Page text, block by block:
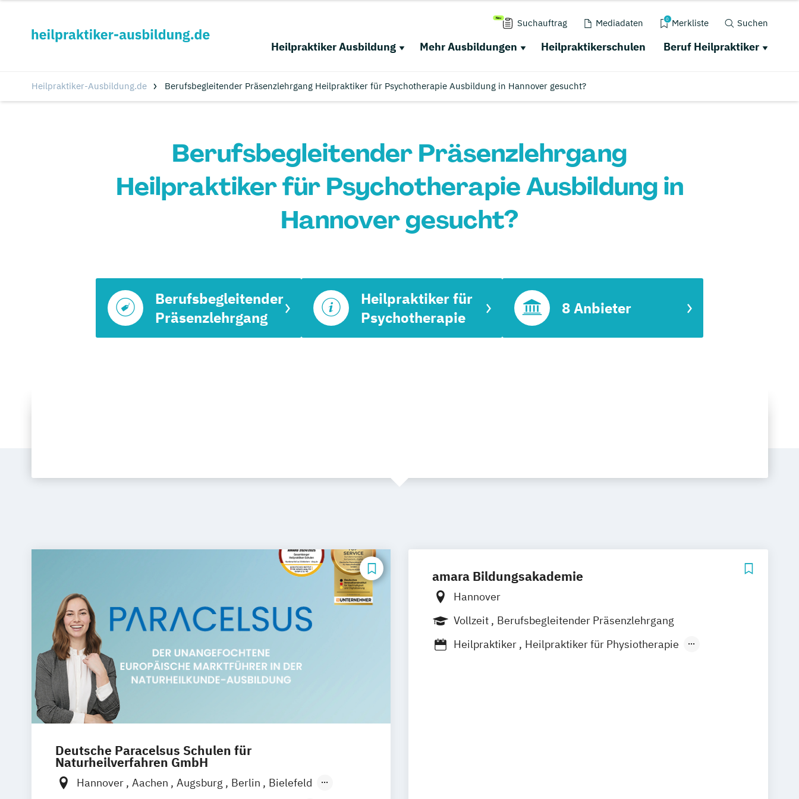
Suchauftrag Mediadaten 0 Merkliste Suchen
Heilpraktiker Ausbildung Mehr Ausbildungen Heilpraktikerschulen Beruf Heilpraktiker
Heilpraktiker-Ausbildung.de Berufsbegleitender Präsenzlehrgang Heilpraktiker für Psychotherapie Ausbildung in Hannover gesucht?
Berufsbegleitender Präsenzlehrgang
Heilpraktiker für Psychotherapie Ausbildung in
Hannover gesucht?
Berufsbegleitender
Präsenzlehrgang
Heilpraktiker für
Psychotherapie
8 Anbieter
Deutsche Paracelsus Schulen für
Naturheilverfahren GmbH
Hannover Aachen Augsburg Berlin
Bielefeld
amara Bildungsakademie
Hannover
Vollzeit
Berufsbegleitender Präsenzlehrgang
Heilpraktiker
Heilpraktiker für Physiotherapie